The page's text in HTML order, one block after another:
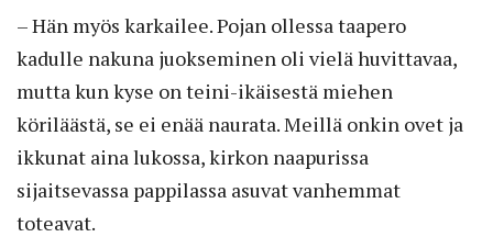
– Hän myös karkailee. Pojan ollessa taapero
kadulle nakuna juokseminen oli vielä huvittavaa,
mutta kun kyse on teini-ikäisestä miehen
köriläästä, se ei enää naurata. Meillä onkin ovet ja
ikkunat aina lukossa, kirkon naapurissa
sijaitsevassa pappilassa asuvat vanhemmat
toteavat.